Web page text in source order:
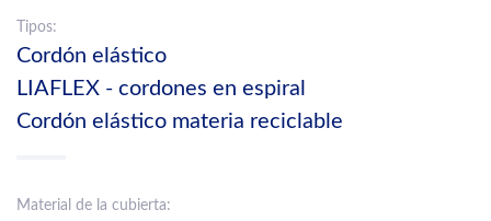
Tipos:
Cordón elástico
LIAFLEX - cordones en espiral
Cordón elástico materia reciclable
Material de la cubierta: